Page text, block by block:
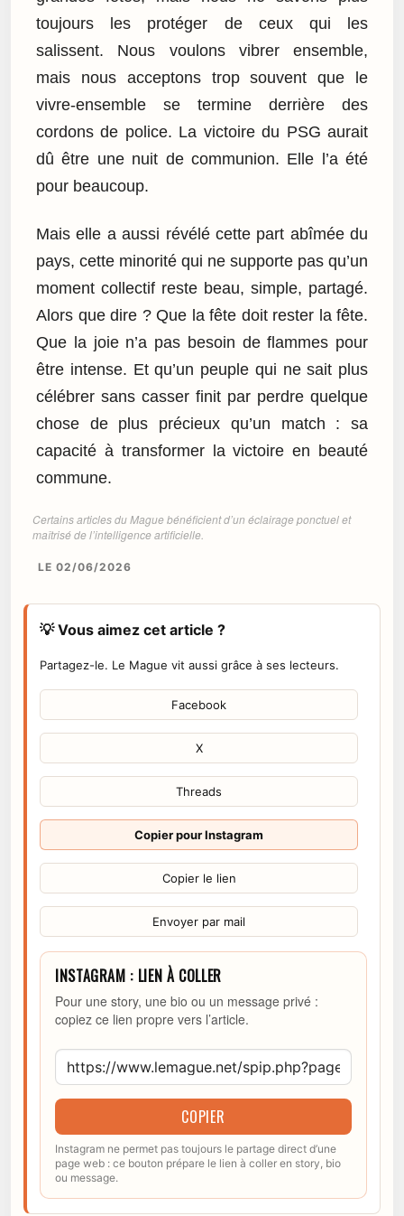
toujours les protéger de ceux qui les
salissent. Nous voulons vibrer ensemble,
mais nous acceptons trop souvent que le
vivre-ensemble se termine derrière des
cordons de police. La victoire du PSG aurait
dû être une nuit de communion. Elle l’a été
pour beaucoup.
Mais elle a aussi révélé cette part abîmée du
pays, cette minorité qui ne supporte pas qu’un
moment collectif reste beau, simple, partagé.
Alors que dire ? Que la fête doit rester la fête.
Que la joie n’a pas besoin de flammes pour
être intense. Et qu’un peuple qui ne sait plus
célébrer sans casser finit par perdre quelque
chose de plus précieux qu’un match : sa
capacité à transformer la victoire en beauté
commune.
Certains articles du Mague bénéficient d’un éclairage ponctuel et
maîtrisé de l’intelligence artificielle.
LE 02/06/2026
💡 Vous aimez cet article ?
Partagez-le. Le Mague vit aussi grâce à ses lecteurs.
Facebook
X
Threads
Copier pour Instagram
Copier le lien
Envoyer par mail
INSTAGRAM : LIEN À COLLER
Pour une story, une bio ou un message privé :
copiez ce lien propre vers l’article.
COPIER
Instagram ne permet pas toujours le partage direct d’une
page web : ce bouton prépare le lien à coller en story, bio
ou message.